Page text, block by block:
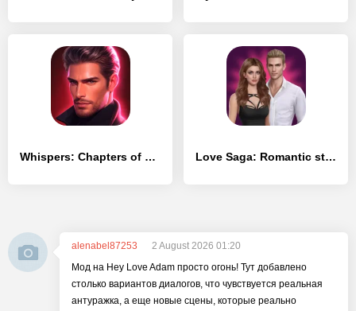
Whispers: Chapters of Love Love Saga: Romantic story game
alenabel87253
2 August 2026 01:20
Мод на Hey Love Adam просто огонь! Тут добавлено
столько вариантов диалогов, что чувствуется реальная
антуражка, а еще новые сцены, которые реально